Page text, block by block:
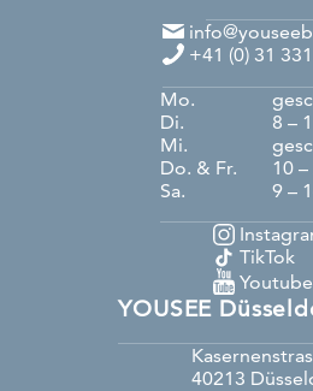
+41 (0) 31
Mo.
Di.
8 –
Mi.
Do. & Fr.
10
Sa.
9 –
TikTok
Youtube
YOUSEE
40213